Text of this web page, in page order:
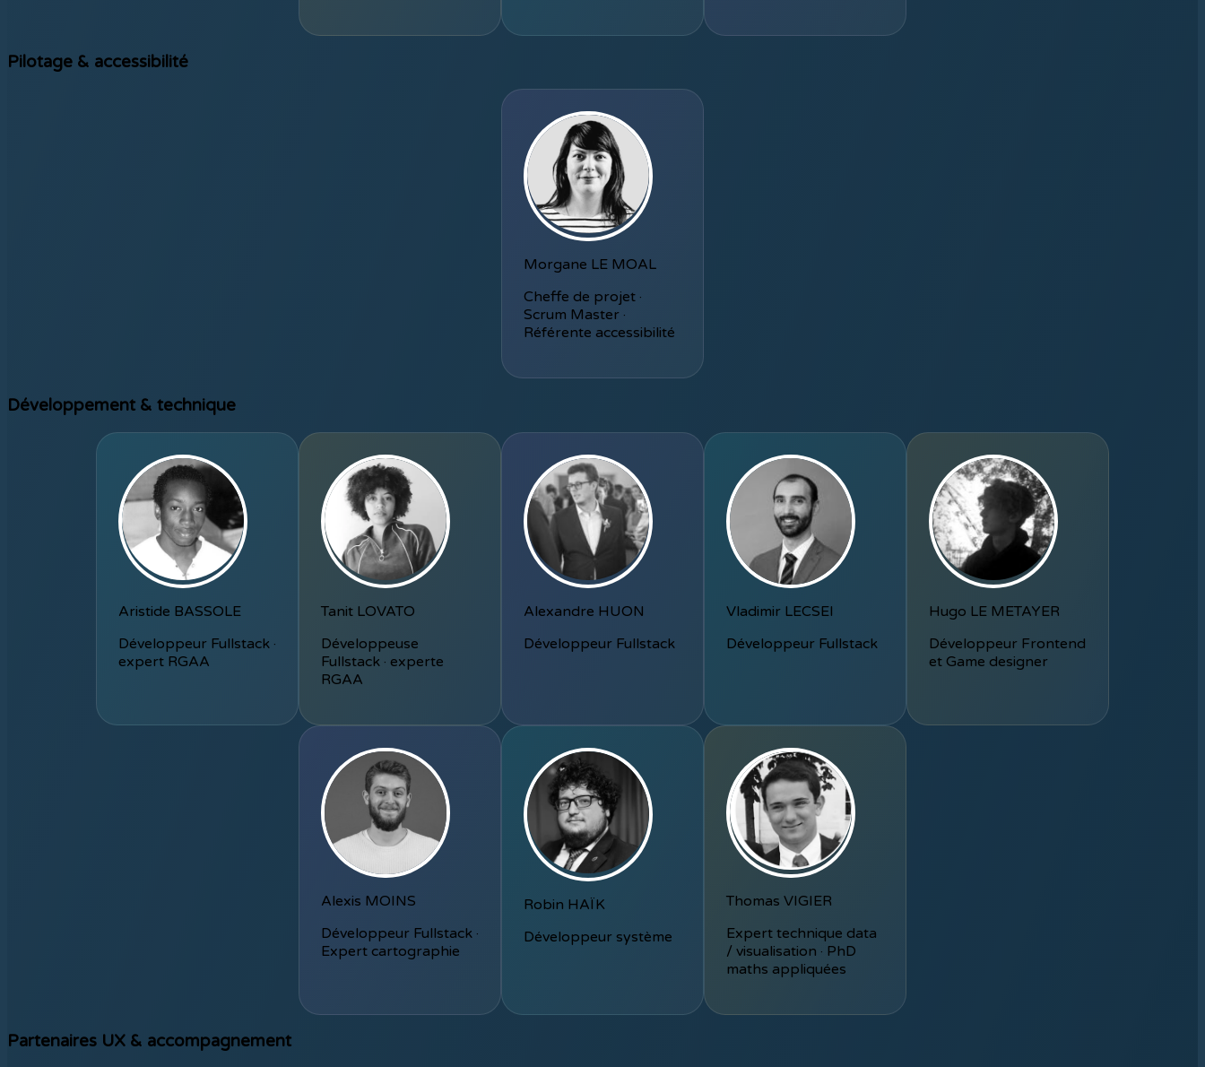
Pilotage & accessibilité
Morgane LE MOAL
Cheffe de projet ·
Scrum Master ·
Référente accessibilité
Développement & technique
Aristide BASSOLE
Développeur Fullstack ·
expert RGAA
Tanit LOVATO
Développeuse
Fullstack · experte
RGAA
Alexandre HUON
Développeur Fullstack
Vladimir LECSEI
Développeur Fullstack
Hugo LE METAYER
Développeur Frontend
et Game designer
Alexis MOINS
Développeur Fullstack ·
Expert cartographie
Robin HAÏK
Développeur système
Thomas VIGIER
Expert technique data
/ visualisation · PhD
maths appliquées
Partenaires UX & accompagnement